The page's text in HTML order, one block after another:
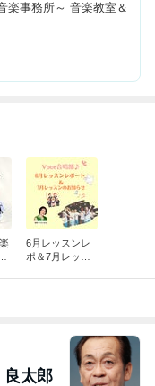
楽事務所～ 音楽教室＆
6月レッスンレ
ポ＆7月レッス
良太郎